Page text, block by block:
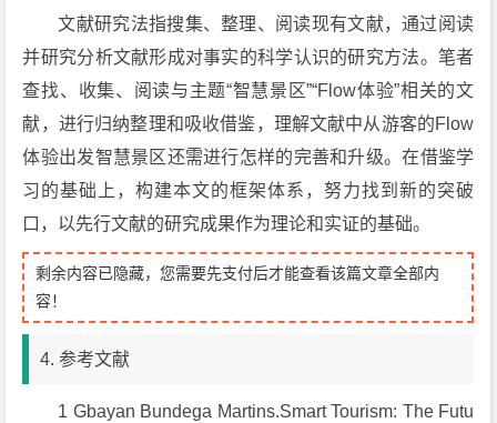
文献研究法指搜集、整理、阅读现有文献，通过阅读
并研究分析文献形成对事实的科学认识的研究方法。笔者
查找、收集、阅读与主题“智慧景区”“Flow体验”相关的文
献，进行归纳整理和吸收借鉴，理解文献中从游客的Flow
体验出发智慧景区还需进行怎样的完善和升级。在借鉴学
习的基础上，构建本文的框架体系，努力找到新的突破
口，以先行文献的研究成果作为理论和实证的基础。
剩余内容已隐藏，您需要先支付后才能查看该篇文章全部内
容！
4. 参考文献
1 Gbayan Bundega Martins.Smart Tourism: The Futu